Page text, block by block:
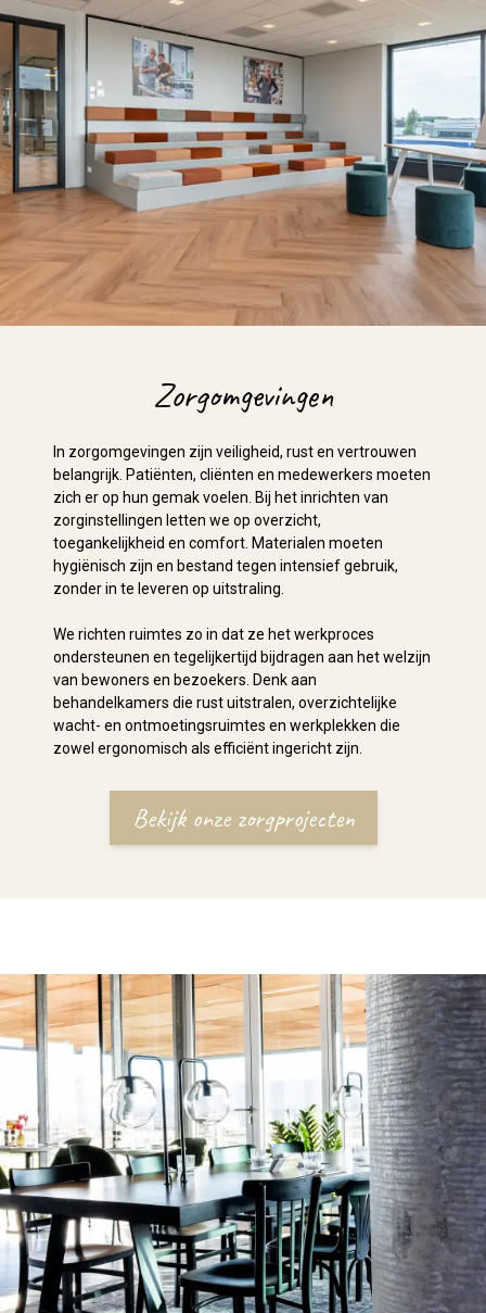
Zorgomgevingen
In zorgomgevingen zijn veiligheid, rust en vertrouwen
belangrijk. Patiënten, cliënten en medewerkers moeten
zich er op hun gemak voelen. Bij het inrichten van
zorginstellingen letten we op overzicht,
toegankelijkheid en comfort. Materialen moeten
hygiënisch zijn en bestand tegen intensief gebruik,
zonder in te leveren op uitstraling.
We richten ruimtes zo in dat ze het werkproces
ondersteunen en tegelijkertijd bijdragen aan het welzijn
van bewoners en bezoekers. Denk aan
behandelkamers die rust uitstralen, overzichtelijke
wacht- en ontmoetingsruimtes en werkplekken die
zowel ergonomisch als efficiënt ingericht zijn.
Bekijk onze zorgprojecten